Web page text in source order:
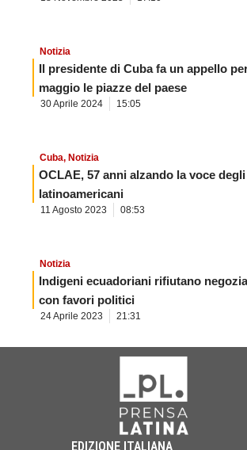
Notizia
Il presidente di Cuba fa un appello
maggio le piazze del paese
30 Aprile 2024 15:05
Cuba, Notizia
OCLAE, 57 anni alzando la voce
latinoamericani
11 Agosto 2023 08:53
Notizia
Indigeni ecuadoriani rifiutano
con favori politici
24 Aprile 2023 21:31
EDIZIONE ITALIANA